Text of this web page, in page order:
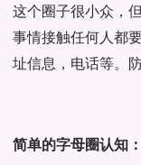
这个圈子很小众，
事情接触任何人都
址信息，电话等。
简单的字母圈认知：